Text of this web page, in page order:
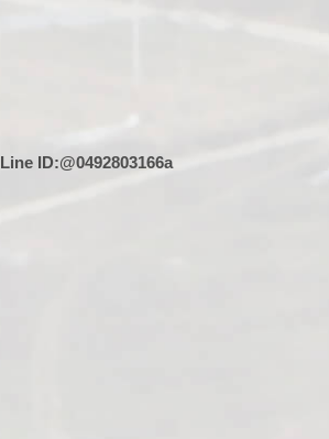
Line ID:@0492803166a